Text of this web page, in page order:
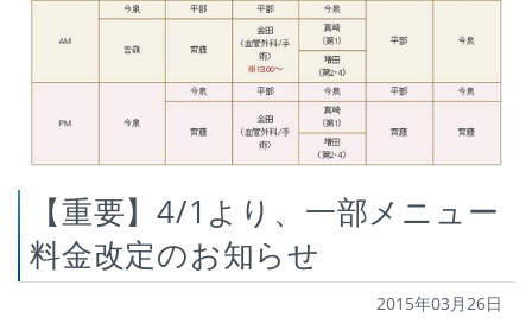
【重要】4/1より、一部メニュー
料金改定のお知らせ
2015年03月26日